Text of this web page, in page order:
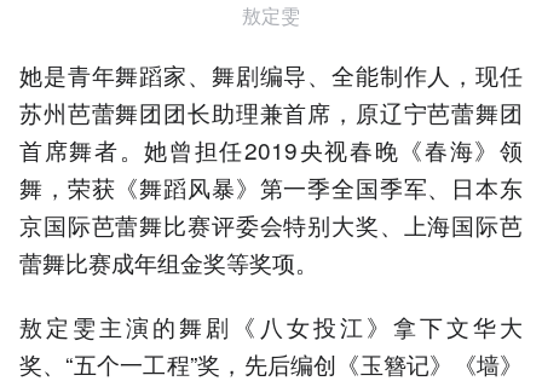
敖定雯
她是青年舞蹈家、舞剧编导、全能制作人，现任
苏州芭蕾舞团团长助理兼首席，原辽宁芭蕾舞团
首席舞者。她曾担任2019央视春晚《春海》领
舞，荣获《舞蹈风暴》第一季全国季军、日本东
京国际芭蕾舞比赛评委会特别大奖、上海国际芭
蕾舞比赛成年组金奖等奖项。
敖定雯主演的舞剧《八女投江》拿下文华大
奖、“五个一工程”奖，先后编创《玉簪记》《墙》